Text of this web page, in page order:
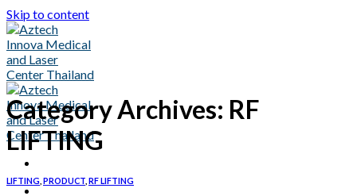
Skip to content
Category Archives: RF
LIFTING
LIFTING PRODUCT RF LIFTING